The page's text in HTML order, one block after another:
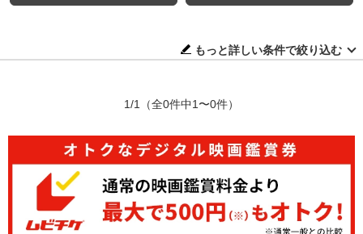
もっと詳しい条件で絞り込む
1/1 （全0件中1〜0件）